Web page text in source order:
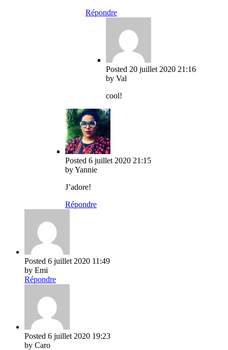
Répondre
Posted 20 juillet 2020 21:16
by Val
cool!
Posted 6 juillet 2020 21:15
by Yannie
J’adore!
Répondre
Posted 6 juillet 2020 11:49
by Emi
Répondre
Posted 6 juillet 2020 19:23
by Caro